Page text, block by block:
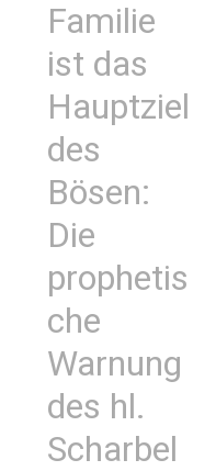
Familie
ist das
Hauptziel
des
Bösen:
Die
prophetis
che
Warnung
des hl.
Scharbel